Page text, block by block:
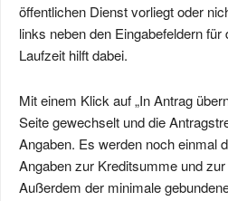
öffentlichen Dienst vorliegt oder
links neben den Eingabefeldern
Laufzeit hilft dabei.
Mit einem Klick auf „In Antrag
Seite gewechselt und die
Angaben. Es werden noch einmal
Angaben zur Kreditsumme und
Außerdem der minimale